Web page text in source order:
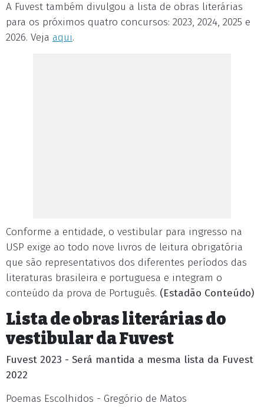
A Fuvest também divulgou a lista de obras literárias
para os próximos quatro concursos: 2023, 2024, 2025 e
2026. Veja aqui.
Conforme a entidade, o vestibular para ingresso na
USP exige ao todo nove livros de leitura obrigatória
que são representativos dos diferentes períodos das
literaturas brasileira e portuguesa e integram o
conteúdo da prova de Português. (Estadão Conteúdo)
Lista de obras literárias do
vestibular da Fuvest
Fuvest 2023 - Será mantida a mesma lista da Fuvest
2022
Poemas Escolhidos - Gregório de Matos